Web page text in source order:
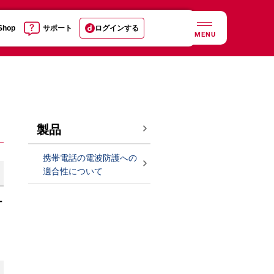
サポート ログインする
MENU
製品
携帯電話の電波防護への
適合性について